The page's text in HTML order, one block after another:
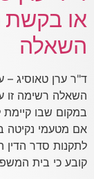
או בקשת
השאלה
ד"ר ערן טאוסיג –
השאלה רשימה זו
במקום שבו קיימת
קובע כי בית